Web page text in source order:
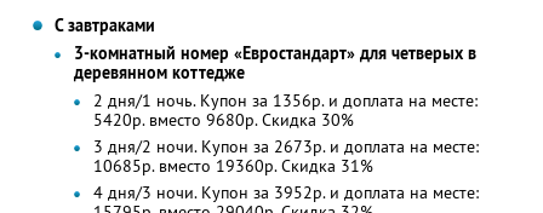
С завтраками
3-комнатный номер «Евростандарт» для четверых в
деревянном коттедже
2 дня/1 ночь. Купон за 1356р. и доплата на месте:
5420р. вместо 9680р.Скидка 30%
3 дня/2 ночи. Купон за 2673р. и доплата на месте:
10685р. вместо 19360р.Скидка 31%
4 дня/3 ночи. Купон за 3952р. и доплата на месте: